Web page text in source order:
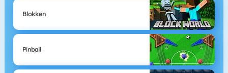
Blokken
Pinball